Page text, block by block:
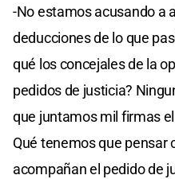
-No estamos acusando a
deducciones de lo que
qué los concejales de la
pedidos de justicia?
que juntamos mil firmas
Qué tenemos que pensar
acompañan el pedido de